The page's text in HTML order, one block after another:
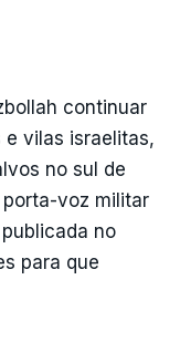
continuar
vilas israelitas,
no sul de
voz militar
no
para que